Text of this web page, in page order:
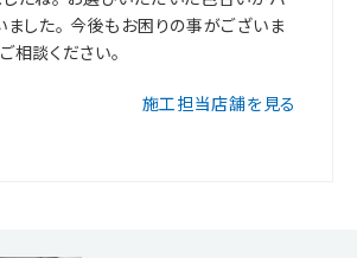
ました。 今後もお困りの事がございま
相談ください。
施工担当店舗を見る